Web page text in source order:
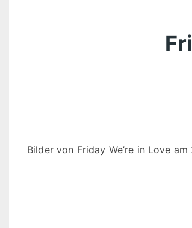
Bilder von Friday We’re in Love